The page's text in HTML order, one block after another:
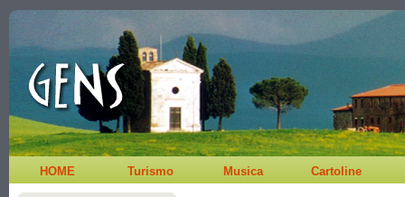
HOME Turismo Musica Cartoline